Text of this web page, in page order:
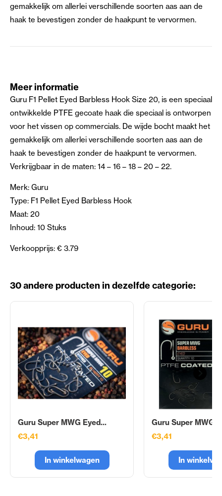
gemakkelijk om allerlei verschillende soorten aas aan de
haak te bevestigen zonder de haakpunt te vervormen.
Meer informatie
Guru F1 Pellet Eyed Barbless Hook Size 20, is een speciaal
ontwikkelde PTFE gecoate haak die speciaal is ontworpen
voor het vissen op commercials. De wijde bocht maakt het
gemakkelijk om allerlei verschillende soorten aas aan de
haak te bevestigen zonder de haakpunt te vervormen.
Verkrijgbaar in de maten: 14 – 16 – 18 – 20 – 22.
Merk: Guru
Type: F1 Pellet Eyed Barbless Hook
Maat: 20
Inhoud: 10 Stuks
Verkoopprijs: € 3.79
30 andere producten in dezelfde categorie:
Guru Super MWG Eyed...
€3,41
In winkelwagen
Guru Super MWG
€3,41
In